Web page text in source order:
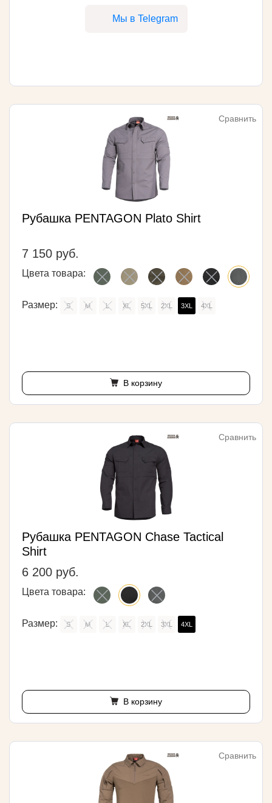
Мы в Telegram
Сравнить
Рубашка PENTAGON Plato Shirt
7 150 руб.
Цвета товара:
Размер: S M L XL 5XL 2XL 3XL 4XL
В корзину
Сравнить
Рубашка PENTAGON Chase Tactical
Shirt
6 200 руб.
Цвета товара:
Размер: S M L XL 2XL 3XL 4XL
В корзину
Сравнить